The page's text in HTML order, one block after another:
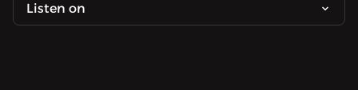
Listen on